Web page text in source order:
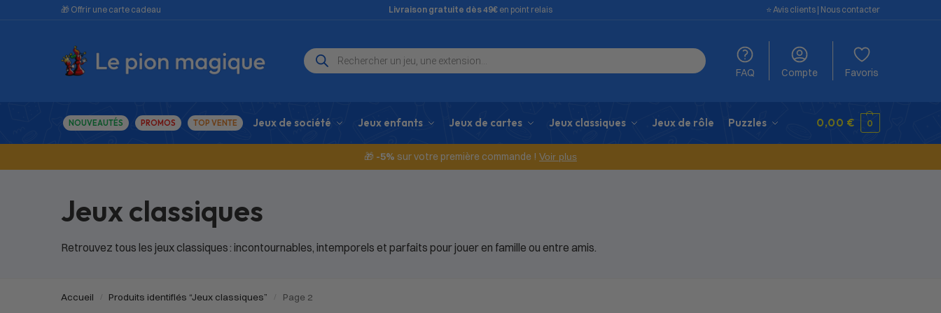
🎁 Offrir une carte cadeau Livraison gratuite dès 49€ en point relais ⭐️ Avis clients | Nous contacter
FAQ Compte Favoris
NOUVEAUTÉS PROMOS TOP VENTE Jeux de société Jeux enfants Jeux de cartes Jeux classiques Jeux de rôle Puzzles 0,00 € 0
🎁 -5% sur votre première commande ! Voir plus
Jeux classiques
Retrouvez tous les jeux classiques : incontournables, intemporels et parfaits pour jouer en famille ou entre amis.
Accueil Produits identifiés “Jeux classiques” Page 2